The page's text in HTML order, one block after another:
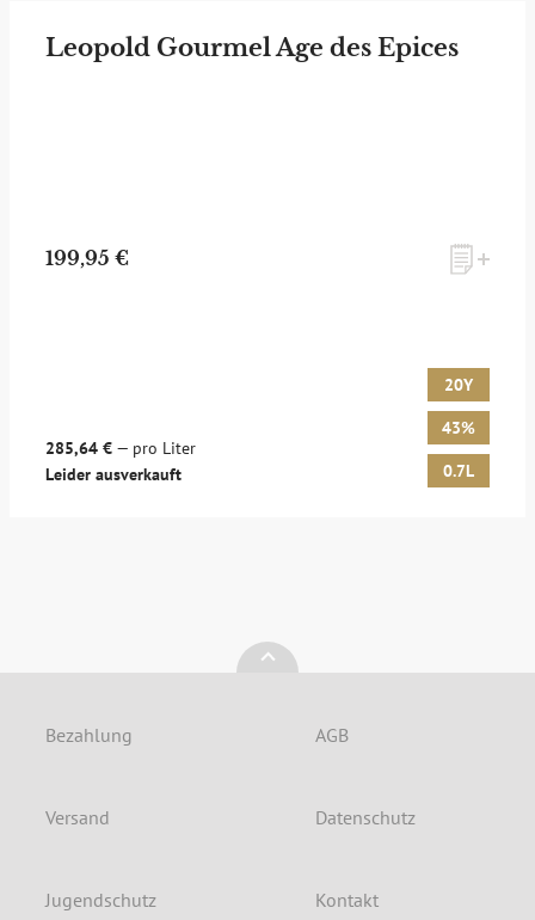
Leopold Gourmel Age des Epices
199,95 €
285,64 € — pro Liter
Leider ausverkauft
20Y
43%
0.7L
Bezahlung
Versand
AGB
Datenschutz
Jugendschutz Kontakt